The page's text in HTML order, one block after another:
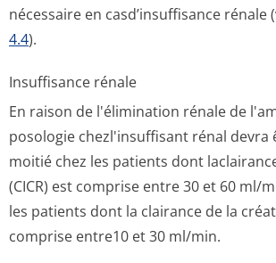
nécessaire en casd’insuffisance rénale
4.4).
Insuffisance rénale
En raison de l'élimination rénale de
posologie chezl'insuffisant rénal devra
moitié chez les patients dont
(CICR) est comprise entre 30 et 60 ml/
les patients dont la clairance de la
comprise entre10 et 30 ml/min.